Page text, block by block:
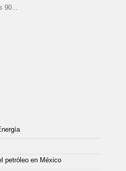
90...
petróleo en México